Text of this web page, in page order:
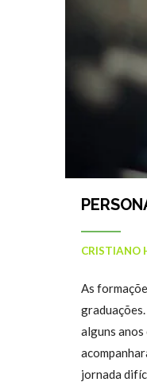
CRISTIANO
As
alguns
jornada